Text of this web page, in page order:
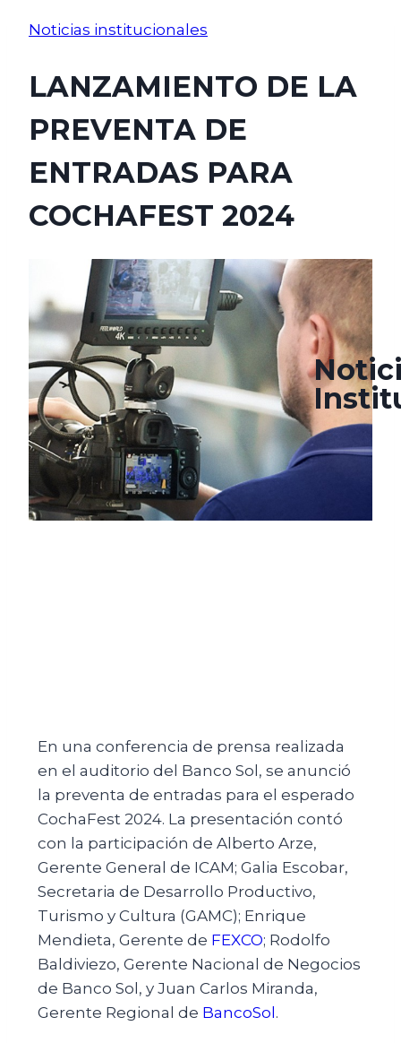
Noticias institucionales
LANZAMIENTO DE LA
PREVENTA DE
ENTRADAS PARA
COCHAFEST 2024
septiembre 4, 2024septiembre 23, 2024
En una conferencia de prensa realizada
en el auditorio del Banco Sol, se anunció
la preventa de entradas para el esperado
CochaFest 2024. La presentación contó
con la participación de Alberto Arze,
Gerente General de ICAM; Galia Escobar,
Secretaria de Desarrollo Productivo,
Turismo y Cultura (GAMC); Enrique
Mendieta, Gerente de FEXCO; Rodolfo
Baldiviezo, Gerente Nacional de Negocios
de Banco Sol, y Juan Carlos Miranda,
Gerente Regional de BancoSol.